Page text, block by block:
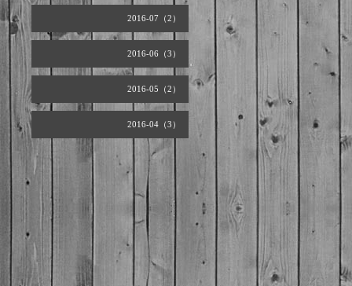
2016-07（2）
2016-06（3）
2016-05（2）
2016-04（3）